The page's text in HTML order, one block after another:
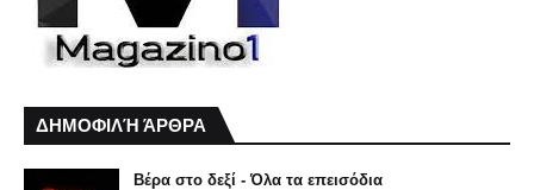
ΔΗΜΟΦΙΛΉ ΆΡΘΡΑ
Βέρα στο δεξί - Όλα τα επεισόδια